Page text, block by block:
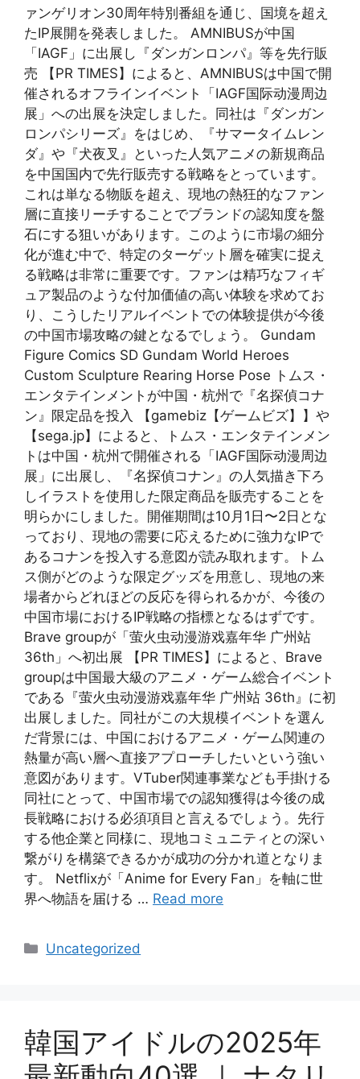
ァンゲリオン30周年特別番組を通じ、国境を超え
たIP展開を発表しました。 AMNIBUSが中国
「IAGF」に出展し『ダンガンロンパ』等を先行販
売 【PR TIMES】によると、AMNIBUSは中国で開
催されるオフラインイベント「IAGF国际动漫周边
展」への出展を決定しました。同社は『ダンガン
ロンパシリーズ』をはじめ、『サマータイムレン
ダ』や『犬夜叉』といった人気アニメの新規商品
を中国国内で先行販売する戦略をとっています。
これは単なる物販を超え、現地の熱狂的なファン
層に直接リーチすることでブランドの認知度を盤
石にする狙いがあります。このように市場の細分
化が進む中で、特定のターゲット層を確実に捉え
る戦略は非常に重要です。ファンは精巧なフィギ
ュア製品のような付加価値の高い体験を求めてお
り、こうしたリアルイベントでの体験提供が今後
の中国市場攻略の鍵となるでしょう。 Gundam
Figure Comics SD Gundam World Heroes
Custom Sculpture Rearing Horse Pose トムス・
エンタテインメントが中国・杭州で『名探偵コナ
ン』限定品を投入 【gamebiz【ゲームビズ】】や
【sega.jp】によると、トムス・エンタテインメン
トは中国・杭州で開催される「IAGF国际动漫周边
展」に出展し、『名探偵コナン』の人気描き下ろ
しイラストを使用した限定商品を販売することを
明らかにしました。開催期間は10月1日〜2日とな
っており、現地の需要に応えるために強力なIPで
あるコナンを投入する意図が読み取れます。トム
ス側がどのような限定グッズを用意し、現地の来
場者からどれほどの反応を得られるかが、今後の
中国市場におけるIP戦略の指標となるはずです。
Brave groupが「萤火虫动漫游戏嘉年华 广州站
36th」へ初出展 【PR TIMES】によると、Brave
groupは中国最大級のアニメ・ゲーム総合イベント
である『萤火虫动漫游戏嘉年华 广州站 36th』に初
出展しました。同社がこの大規模イベントを選ん
だ背景には、中国におけるアニメ・ゲーム関連の
熱量が高い層へ直接アプローチしたいという強い
意図があります。VTuber関連事業なども手掛ける
同社にとって、中国市場での認知獲得は今後の成
長戦略における必須項目と言えるでしょう。先行
する他企業と同様に、現地コミュニティとの深い
繋がりを構築できるかが成功の分かれ道となりま
す。 Netflixが「Anime for Every Fan」を軸に世
界へ物語を届ける … Read more
Categories
Uncategorized
韓国アイドルの2025年